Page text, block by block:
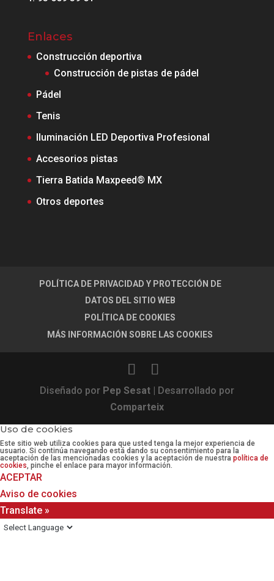
Enlaces
Construcción deportiva
Construcción de pistas de pádel
Pádel
Tenis
Iluminación LED Deportiva Profesional
Accesorios pistas
Tierra Batida Maxpeed® MX
Otros deportes
POLÍTICA DE PRIVACIDAD Y PROTECCIÓN DE
DATOS DEL SITIO WEB
POLÍTICA DE COOKIES
MÁS INFORMACIÓN SOBRE LAS COOKIES
Diseñado por Pep Sesat| Desarrollado por
Comparteix
Uso de cookies
Este sitio web utiliza cookies para que usted tenga la mejor experiencia de
usuario. Si continúa navegando está dando su consentimiento para la
aceptación de las mencionadas cookies y la aceptación de nuestra política de
cookies , pinche el enlace para mayor información.
ACEPTAR
Aviso de cookies
Translate »